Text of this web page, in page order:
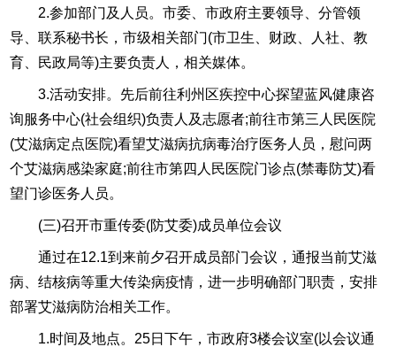
2.参加部门及人员。市委、市政府主要领导、分管领
导、联系秘书长，市级相关部门(市卫生、财政、人社、教
育、民政局等)主要负责人，相关媒体。
3.活动安排。先后前往利州区疾控中心探望蓝风健康咨
询服务中心(社会组织)负责人及志愿者;前往市第三人民医院
(艾滋病定点医院)看望艾滋病抗病毒治疗医务人员，慰问两
个艾滋病感染家庭;前往市第四人民医院门诊点(禁毒防艾)看
望门诊医务人员。
(三)召开市重传委(防艾委)成员单位会议
通过在12.1到来前夕召开成员部门会议，通报当前艾滋
病、结核病等重大传染病疫情，进一步明确部门职责，安排
部署艾滋病防治相关工作。
1.时间及地点。25日下午，市政府3楼会议室(以会议通